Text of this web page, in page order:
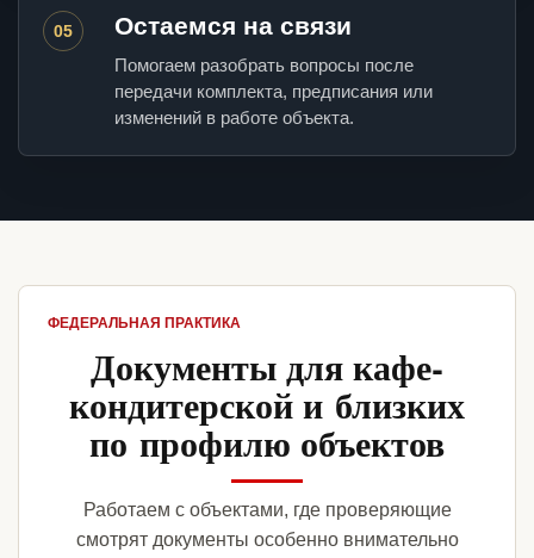
05 Остаемся на связи
Помогаем разобрать вопросы после
передачи комплекта, предписания или
изменений в работе объекта.
ФЕДЕРАЛЬНАЯ ПРАКТИКА
Документы для кафе-
кондитерской и близких
по профилю объектов
Работаем с объектами, где проверяющие
смотрят документы особенно внимательно